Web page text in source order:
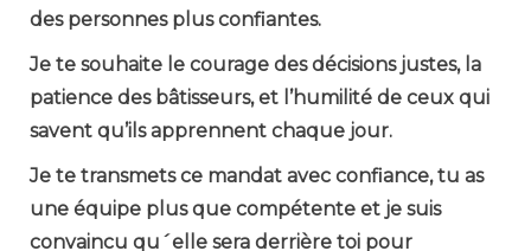
des personnes plus confiantes.
Je te souhaite le courage des décisions justes, la
patience des bâtisseurs, et l’humilité de ceux qui
savent qu’ils apprennent chaque jour.
Je te transmets ce mandat avec confiance, tu as
une équipe plus que compétente et je suis
convaincu qu´elle sera derrière toi pour